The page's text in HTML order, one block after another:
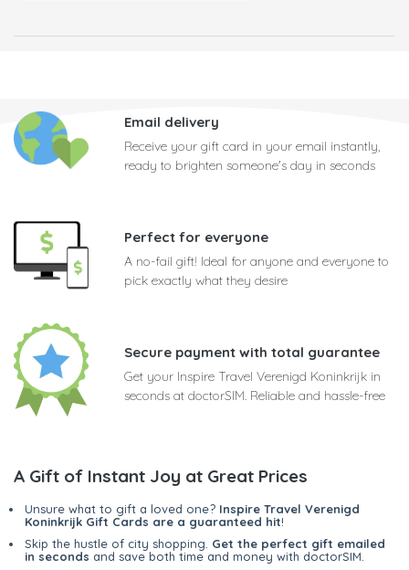
Email delivery
Receive your gift card in your email instantly,
ready to brighten someone's day in seconds
Perfect for everyone
A no-fail gift! Ideal for anyone and everyone to
pick exactly what they desire
Secure payment with total guarantee
Get your Inspire Travel Verenigd Koninkrijk in
seconds at doctorSIM. Reliable and hassle-free
A Gift of Instant Joy at Great Prices
Unsure what to gift a loved one? Inspire Travel Verenigd
Koninkrijk Gift Cards are a guaranteed hit!
Skip the hustle of city shopping. Get the perfect gift emailed
in seconds and save both time and money with doctorSIM.